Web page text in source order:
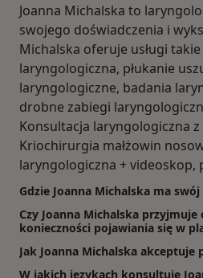
Joanna Michalska to
swojego doświadczenia i
Michalska oferuje usługi
laryngologiczna, płukanie
laryngologiczne, badania
drobne zabiegi
Konsultacja laryngologiczna
Kriochirurgia małżowin
laryngologiczna + videoskop,
Gdzie Joanna Michalska ma
Czy Joanna Michalska przyjmuje
konieczności pojawiania się w
Jak Joanna Michalska akceptuje
W jakich językach konsultuje